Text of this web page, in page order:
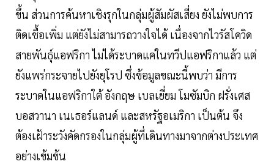
ขึ้น ส่วนการค้นหาเชิงรุกในกลุ่มผู้สัมผัสเสี่ยง ยังไม่พบการ
ติดเชื้อเพิ่ม แต่ยังไม่สามารถวางใจได้ เนื่องจากไวรัสโควิด
สายพันธุ์แอฟริกา ไม่ได้ระบาดแค่ในทวีปแอฟริกาแล้ว แต่
ยังแพร่กระจายไปยังยุโรป ซึ่งข้อมูลขณะนี้พบว่า มีการ
ระบาดในแอฟริกาใต้ อังกฤษ เบลเยี่ยม โมซัมบิก ฝรั่งเศส
บอสวานา เนเธอร์แลนด์ และสหรัฐอเมริกา เป็นต้น จึง
ต้องเฝ้าระวังคัดกรองในกลุ่มผู้ที่เดินทางมาจากต่างประเทศ
อย่างเข้มข้น